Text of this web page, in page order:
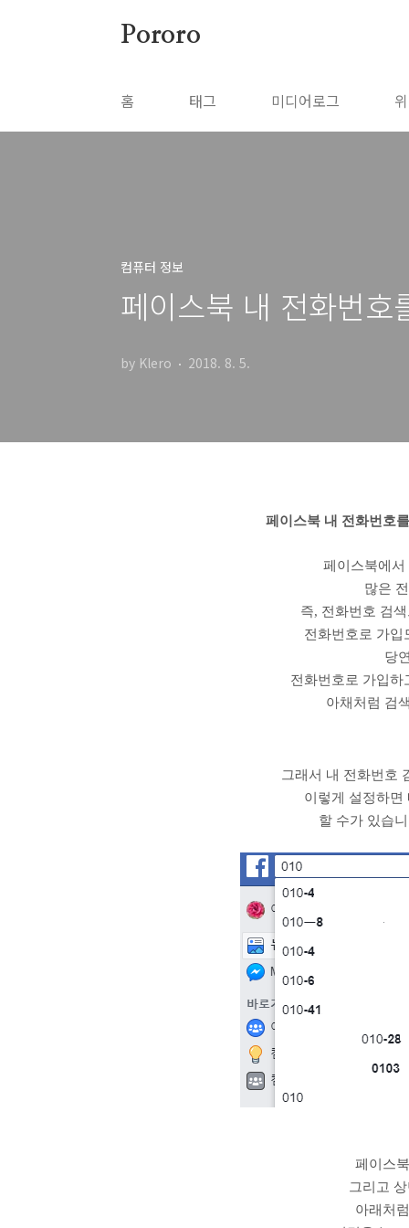
Pororo
홈 태그 미디어로그
컴퓨터 정보
페이스북 내 전화번호
by Klero 2018. 8. 5.
페이스북 내 전화번호
페이스북에서
많은
즉, 전화번호 검
전화번호로 가입
당
전화번호로 가입하
아채처럼 검
그래서 내 전화번호
이렇게 설정하면
할 수가 있습
페이스
그리고
아래처